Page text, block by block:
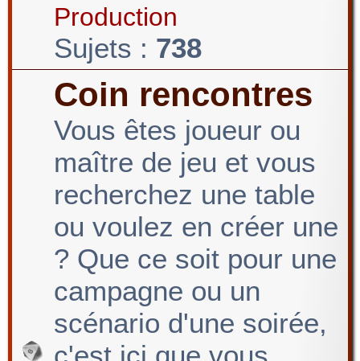
e
Production
Sujets : 738
Coin rencontres
Vous êtes joueur ou
maître de jeu et vous
recherchez une table
ou voulez en créer une
? Que ce soit pour une
campagne ou un
scénario d'une soirée,